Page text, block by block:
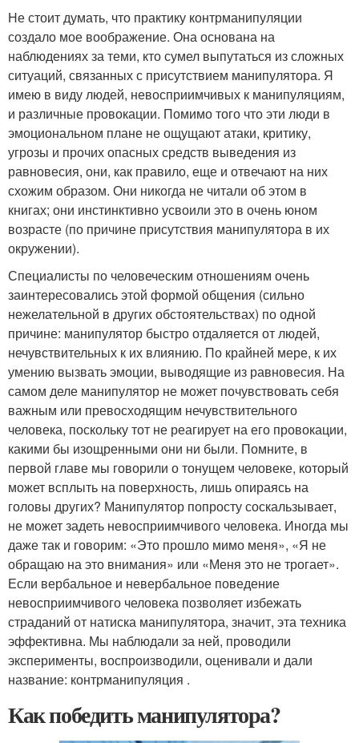
Не стоит думать, что практику контрманипуляции
создало мое воображение. Она основана на
наблюдениях за теми, кто сумел выпутаться из сложных
ситуаций, связанных с присутствием манипулятора. Я
имею в виду людей, невосприимчивых к манипуляциям,
и различные провокации. Помимо того что эти люди в
эмоциональном плане не ощущают атаки, критику,
угрозы и прочих опасных средств выведения из
равновесия, они, как правило, еще и отвечают на них
схожим образом. Они никогда не читали об этом в
книгах; они инстинктивно усвоили это в очень юном
возрасте (по причине присутствия манипулятора в их
окружении).
Специалисты по человеческим отношениям очень
заинтересовались этой формой общения (сильно
нежелательной в других обстоятельствах) по одной
причине: манипулятор быстро отдаляется от людей,
нечувствительных к их влиянию. По крайней мере, к их
умению вызвать эмоции, выводящие из равновесия. На
самом деле манипулятор не может почувствовать себя
важным или превосходящим нечувствительного
человека, поскольку тот не реагирует на его провокации,
какими бы изощренными они ни были. Помните, в
первой главе мы говорили о тонущем человеке, который
может всплыть на поверхность, лишь опираясь на
головы других? Манипулятор попросту соскальзывает,
не может задеть невосприимчивого человека. Иногда мы
даже так и говорим: «Это прошло мимо меня», «Я не
обращаю на это внимания» или «Меня это не трогает».
Если вербальное и невербальное поведение
невосприимчивого человека позволяет избежать
страданий от натиска манипулятора, значит, эта техника
эффективна. Мы наблюдали за ней, проводили
эксперименты, воспроизводили, оценивали и дали
название: контрманипуляция .
Как победить манипулятора?